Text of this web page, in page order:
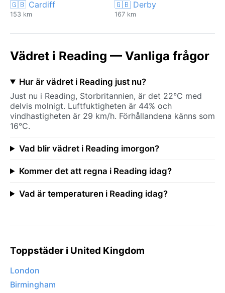
🇬🇧 Cardiff
153 km
🇬🇧 Derby
167 km
Vädret i Reading — Vanliga frågor
Hur är vädret i Reading just nu?
Just nu i Reading, Storbritannien, är det 22°C med
delvis molnigt. Luftfuktigheten är 44% och
vindhastigheten är 29 km/h. Förhållandena känns som
16°C.
Vad blir vädret i Reading imorgon?
Kommer det att regna i Reading idag?
Vad är temperaturen i Reading idag?
Toppstäder i United Kingdom
London
Birmingham